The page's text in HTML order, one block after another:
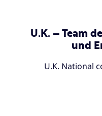
U.K. – Team
und
U.K. National